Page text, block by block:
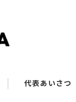
代表あいさつ